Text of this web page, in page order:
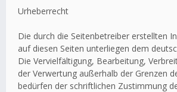
Urheberrecht
Die durch die Seitenbetreiber erstellten
auf diesen Seiten unterliegen dem
Die Vervielfältigung, Bearbeitung,
der Verwertung außerhalb der Grenzen
bedürfen der schriftlichen Zustimmung